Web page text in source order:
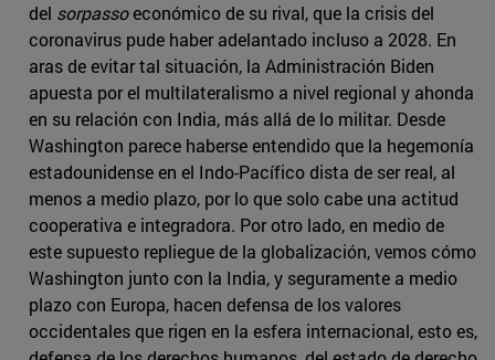
del sorpassoeconómico de su rival, que la crisis del
coronavirus pude haber adelantado incluso a 2028. En
aras de evitar tal situación, la Administración Biden
apuesta por el multilateralismo a nivel regional y ahonda
en su relación con India, más allá de lo militar. Desde
Washington parece haberse entendido que la hegemonía
estadounidense en el Indo-Pacífico dista de ser real, al
menos a medio plazo, por lo que solo cabe una actitud
cooperativa e integradora. Por otro lado, en medio de
este supuesto repliegue de la globalización, vemos cómo
Washington junto con la India, y seguramente a medio
plazo con Europa, hacen defensa de los valores
occidentales que rigen en la esfera internacional, esto es,